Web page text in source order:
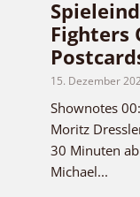
Fighters
15. Dezember
Shownotes
Moritz
30 Minuten
Michael...